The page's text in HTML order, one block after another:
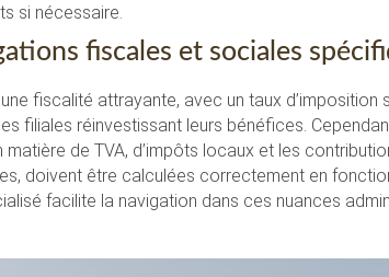
si nécessaire.
fiscales et sociales
fiscalité attrayante, avec un taux d’imposition
filiales réinvestissant leurs bénéfices.
de TVA, d’impôts locaux et les
doivent être calculées correctement en
facilite la navigation dans ces nuances